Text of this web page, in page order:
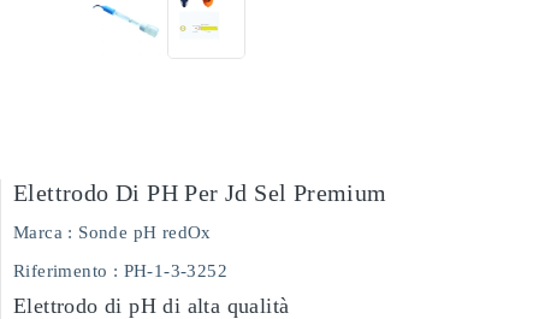
Elettrodo Di PH Per Jd Sel Premium
Marca : Sonde pH redOx
Riferimento : PH-1-3-3252
Elettrodo di pH di alta qualità